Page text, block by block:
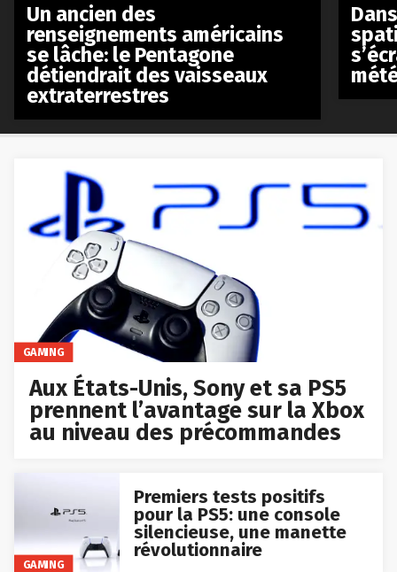
GAMING
Aux États-Unis, Sony et sa PS5
prennent l’avantage sur la Xbox
au niveau des précommandes
GAMING
Premiers tests positifs
pour la PS5: une console
silencieuse, une manette
révolutionnaire
Un ancien des
renseignements américains
se lâche: le Pentagone
détiendrait des vaisseaux
extraterrestres